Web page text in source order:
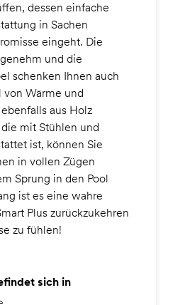
dessen einfache
in Sachen
eingeht. Die
und die
schenken Ihnen auch
Wärme und
aus Holz
mit Stühlen und
ist, können Sie
in vollen Zügen
Sprung in den Pool
ist es eine wahre
Plus zurückzukehren
zu fühlen!
sich in